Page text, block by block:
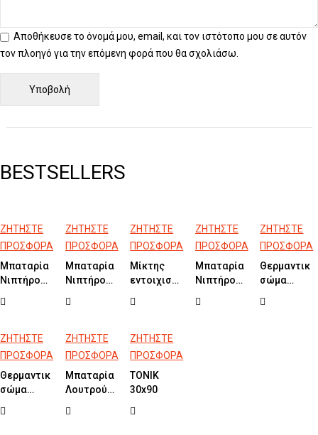
Αποθήκευσε το όνομά μου, email, και τον ιστότοπο μου σε αυτόν
τον πλοηγό για την επόμενη φορά που θα σχολιάσω.
BESTSELLERS
ΖΗΤΗΣΤΕ
ΠΡΟΣΦΟΡΑ
Μπαταρία
Νιπτήρος
Black Matt
ΖΗΤΗΣΤΕ
ΠΡΟΣΦΟΡΑ
Μπαταρία
Νιπτήρος
ELLE
Black Matt
ΖΗΤΗΣΤΕ
ΠΡΟΣΦΟΡΑ
Μίκτης
εντοιχισμού
COSMO
Brushed
ΖΗΤΗΣΤΕ
ΠΡΟΣΦΟΡΑ
Μπαταρία
Νιπτήρος
Ηλεκτρονική
ΖΗΤΗΣΤΕ
ΠΡΟΣΦΟΡΑ
Θερμαντικό
σώμα
INOX
ΖΗΤΗΣΤΕ
ΠΡΟΣΦΟΡΑ
Θερμαντικό
σώμα
LARGO
ΖΗΤΗΣΤΕ
ΠΡΟΣΦΟΡΑ
Μπαταρία
Λουτρού
Chrome
ΖΗΤΗΣΤΕ
ΠΡΟΣΦΟΡΑ
TONIK
30x90